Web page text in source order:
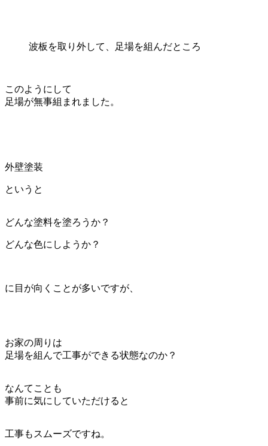
波板を取り外して、足場を組んだところ
このようにして
足場が無事組まれました。
外壁塗装
というと
どんな塗料を塗ろうか？
どんな色にしようか？
に目が向くことが多いですが、
お家の周りは
足場を組んで工事ができる状態なのか？
なんてことも
事前に気にしていただけると
工事もスムーズですね。